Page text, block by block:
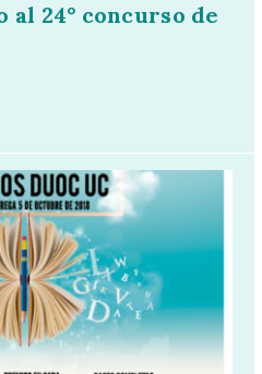
al 24° concurso de